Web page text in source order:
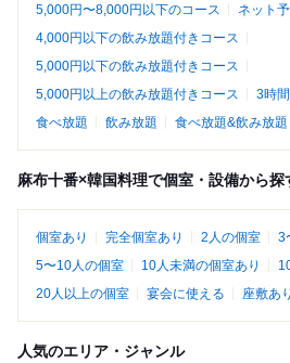
5,000円〜8,000円以下のコース
ネット
4,000円以下の飲み放題付きコース
5,000円以下の飲み放題付きコース
5,000円以上の飲み放題付きコース
3時
食べ放題
飲み放題 食べ放題&飲み放題
麻布十番×韓国料理で個室・設備から探
個室あり 完全個室あり 2人の個室
3
5〜10人の個室
10人未満の個室あり
20人以上の個室
宴会に使える 座敷あり
人気のエリア・ジャンル